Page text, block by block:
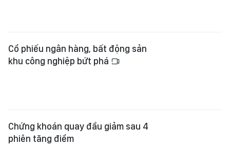
Cổ phiếu ngân hàng, bất động sản
khu công nghiệp bứt phá
Chứng khoán quay đầu giảm sau 4
phiên tăng điểm